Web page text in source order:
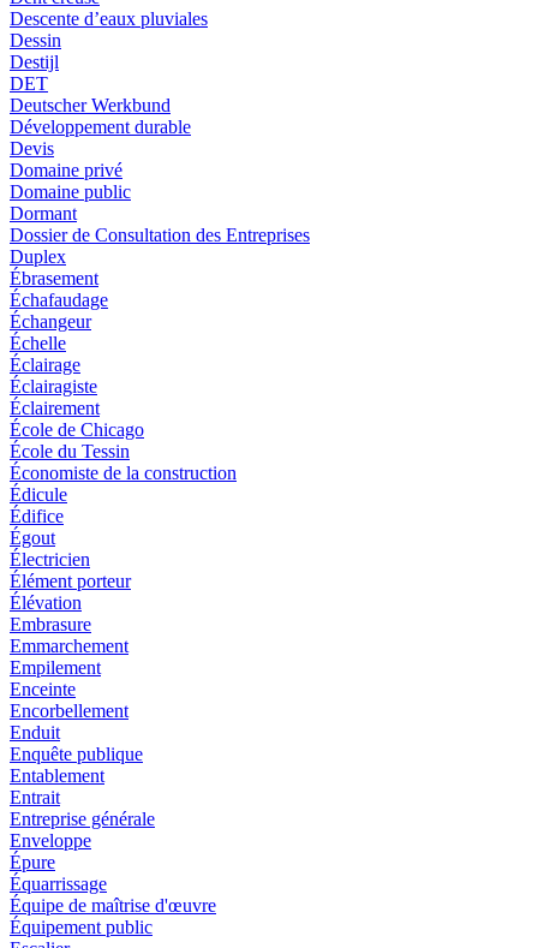
Descente d’eaux pluviales
Dessin
Destijl
DET
Deutscher Werkbund
Développement durable
Devis
Domaine privé
Domaine public
Dormant
Dossier de Consultation des Entreprises
Duplex
Ébrasement
Échafaudage
Échangeur
Échelle
Éclairage
Éclairagiste
Éclairement
École de Chicago
École du Tessin
Économiste de la construction
Édicule
Édifice
Égout
Électricien
Élément porteur
Élévation
Embrasure
Emmarchement
Empilement
Enceinte
Encorbellement
Enduit
Enquête publique
Entablement
Entrait
Entreprise générale
Enveloppe
Épure
Équarrissage
Équipe de maîtrise d'œuvre
Équipement public